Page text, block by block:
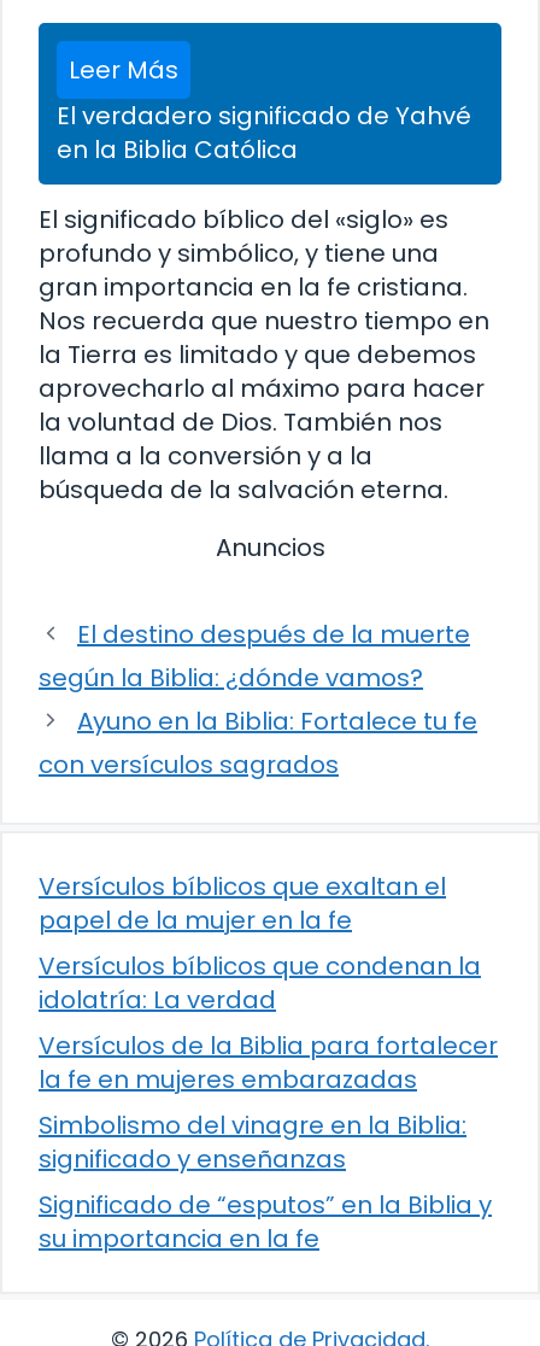
Leer Más
El verdadero significado de Yahvé
en la Biblia Católica
El significado bíblico del «siglo» es
profundo y simbólico, y tiene una
gran importancia en la fe cristiana.
Nos recuerda que nuestro tiempo en
la Tierra es limitado y que debemos
aprovecharlo al máximo para hacer
la voluntad de Dios. También nos
llama a la conversión y a la
búsqueda de la salvación eterna.
Anuncios
El destino después de la muerte
según la Biblia: ¿dónde vamos?
Ayuno en la Biblia: Fortalece tu fe
con versículos sagrados
Versículos bíblicos que exaltan el
papel de la mujer en la fe
Versículos bíblicos que condenan la
idolatría: La verdad
Versículos de la Biblia para fortalecer
la fe en mujeres embarazadas
Simbolismo del vinagre en la Biblia:
significado y enseñanzas
Significado de “esputos” en la Biblia y
su importancia en la fe
© 2026 Política de Privacidad.